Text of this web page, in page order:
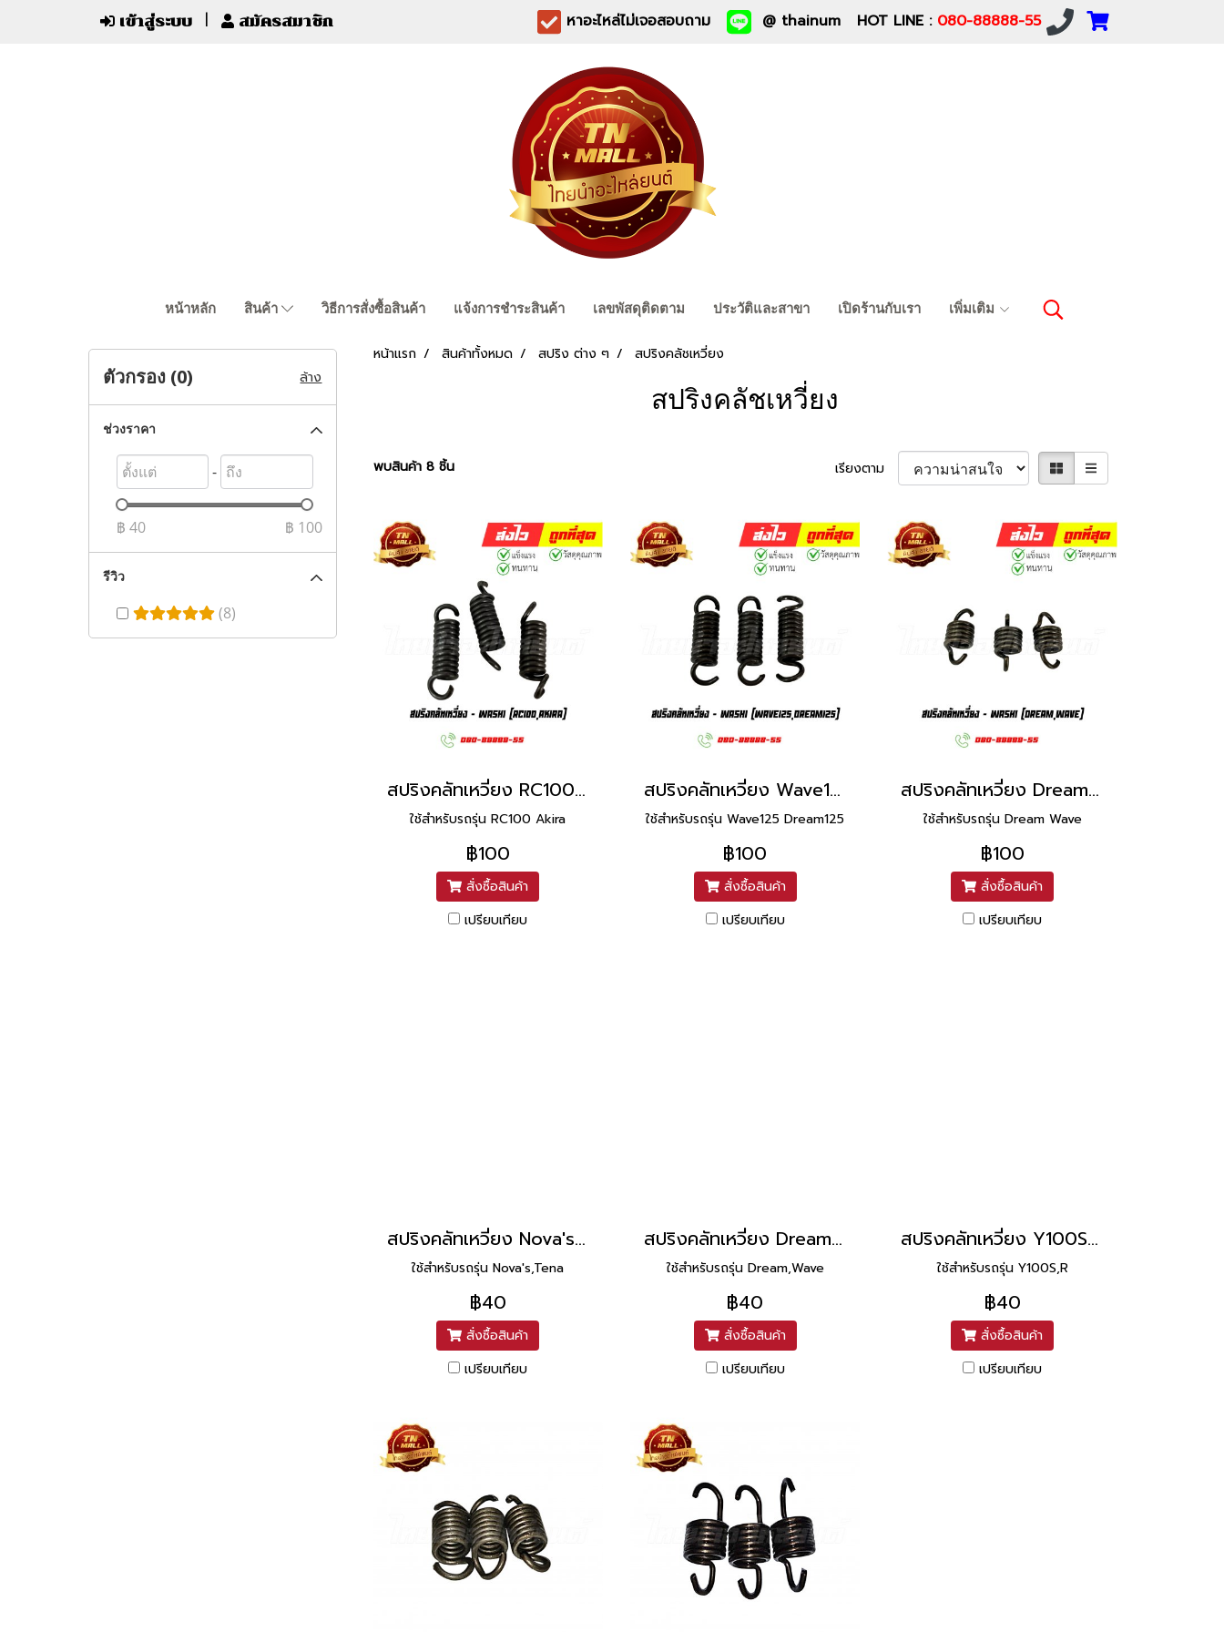
เข้าสู่ระบบ สมัครสมาชิก หาอะไหล่ไม่เจอสอบถาม @ thainum HOT LINE : 080-88888-55
หน้าหลัก สินค้า วิธีการสั่งซื้อสินค้า แจ้งการชำระสินค้า เลขพัสดุติดตาม ประวัติและสาขา เปิดร้านกับเรา เพิ่มเติม
หน้าแรก สินค้าทั้งหมด สปริง ต่าง ๆ สปริงคลัชเหวี่ยง
สปริงคลัชเหวี่ยง
พบสินค้า 8 ชิ้น เรียงตาม
สปริงคลัทเหวี่ยง RC100 Akira ยี่ห้อ Washi
ใช้สำหรับรถรุ่น RC100 Akira
฿100
สั่งซื้อสินค้า
เปรียบเทียบ
สปริงคลัทเหวี่ยง Wave125 Dream125 ยี่ห้อ Washi
ใช้สำหรับรถรุ่น Wave125 Dream125
฿100
สั่งซื้อสินค้า
เปรียบเทียบ
สปริงคลัทเหวี่ยง Dream Wave ยี่ห้อ Washi
ใช้สำหรับรถรุ่น Dream Wave
฿100
สั่งซื้อสินค้า
เปรียบเทียบ
สปริงคลัทเหวี่ยง Nova's,Tena ยี่ห้อ Washi
ใช้สำหรับรถรุ่น Nova's,Tena
฿40
สั่งซื้อสินค้า
เปรียบเทียบ
สปริงคลัทเหวี่ยง Dream,Wave ยี่ห้อ Washi
ใช้สำหรับรถรุ่น Dream,Wave
฿40
สั่งซื้อสินค้า
เปรียบเทียบ
สปริงคลัทเหวี่ยง Y100S,R ยี่ห้อ Washi
ใช้สำหรับรถรุ่น Y100S,R
฿40
สั่งซื้อสินค้า
เปรียบเทียบ
ตัวกรอง (0) ล้าง
ช่วงราคา
-
฿ 40 ฿ 100
รีวิว
(8)